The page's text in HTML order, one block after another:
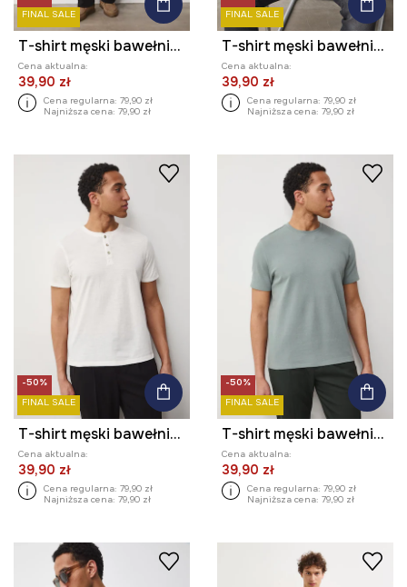
FINAL SALE
T-shirt męski bawełniany
Cena aktualna:
39,90 zł
Cena regularna: 79,90 zł
Najniższa cena: 79,90 zł
FINAL SALE
T-shirt męski bawełniany
Cena aktualna:
39,90 zł
Cena regularna: 79,90 zł
Najniższa cena: 79,90 zł
-50%
FINAL SALE
T-shirt męski bawełniany
Cena aktualna:
39,90 zł
Cena regularna: 79,90 zł
Najniższa cena: 79,90 zł
-50%
FINAL SALE
T-shirt męski bawełniany
Cena aktualna:
39,90 zł
Cena regularna: 79,90 zł
Najniższa cena: 79,90 zł